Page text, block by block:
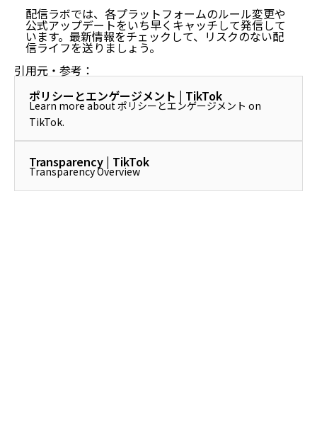
配信ラボでは、各プラットフォームのルール変更や
公式アップデートをいち早くキャッチして発信して
います。最新情報をチェックして、リスクのない配
信ライフを送りましょう。
引用元・参考：
ポリシーとエンゲージメント | TikTok
Learn more about ポリシーとエンゲージメント on
TikTok.
Transparency | TikTok
Transparency Overview